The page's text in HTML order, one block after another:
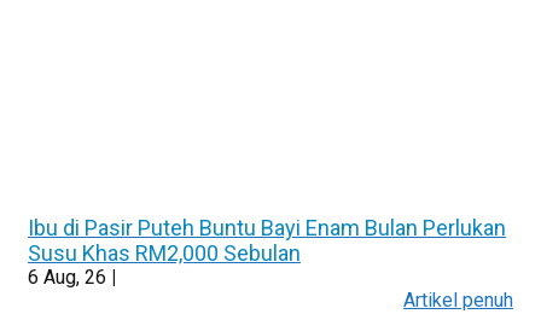
Ibu di Pasir Puteh Buntu Bayi Enam Bulan Perlukan
Susu Khas RM2,000 Sebulan
6 Aug, 26
Artikel penuh